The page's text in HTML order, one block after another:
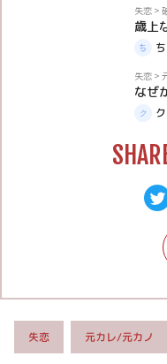
失恋 >
歳上
失恋 >
なぜ
失恋 元カレ/元カノ